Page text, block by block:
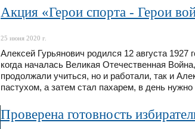
Акция «Герои спорта - Герои
25 июня 2020 г.
Алексей Гурьянович родился 12 августа 1927
когда началась Великая Отечественная
продолжали учиться, но и работали, так и
пастухом, а затем стал пахарем, в день
Проверена готовность